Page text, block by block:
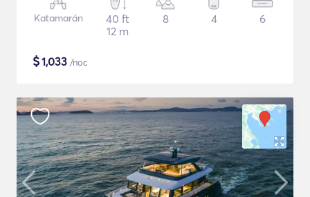
Katamarán
40 ft
12 m
8 4 6
$1,033 /noc